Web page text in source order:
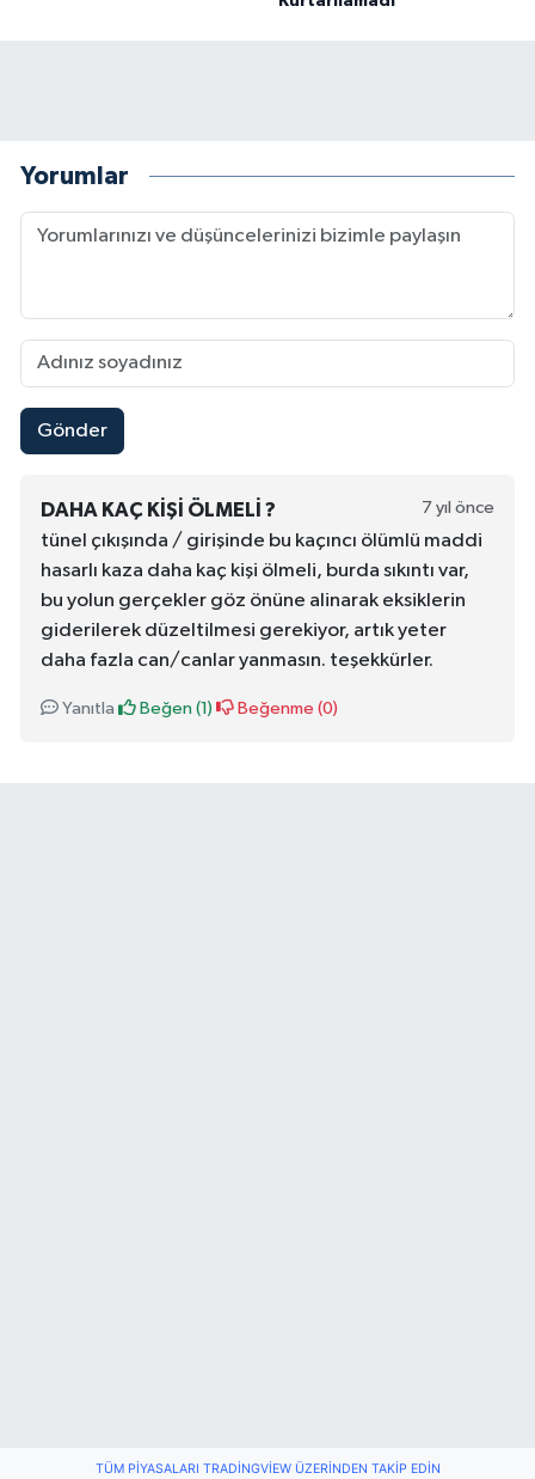
Yorumlar
Gönder
DAHA KAÇ KIŞI ÖLMELI ? 7 yıl önce
tünel çıkışında / girişinde bu kaçıncı ölümlü maddi
hasarlı kaza daha kaç kişi ölmeli, burda sıkıntı var,
bu yolun gerçekler göz önüne alinarak eksiklerin
giderilerek düzeltilmesi gerekiyor, artık yeter
daha fazla can/canlar yanmasın. teşekkürler.
Yanıtla Beğen (1 ) Beğenme (0)
TÜM PIYASALARI TRADINGVIEW ÜZERINDEN TAKIP EDIN